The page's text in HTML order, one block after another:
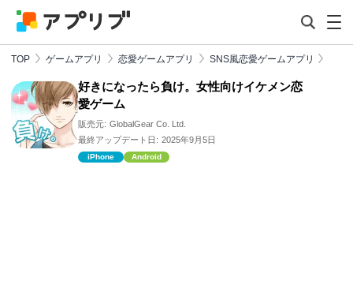
TOP ゲームアプリ 恋愛ゲームアプリ SNS風恋愛ゲームアプリ
好きになったら負け。女性向けイケメン恋
愛ゲーム
販売元: GlobalGear Co. Ltd.
最終アップデート日: 2025年9月5日
iPhone Android